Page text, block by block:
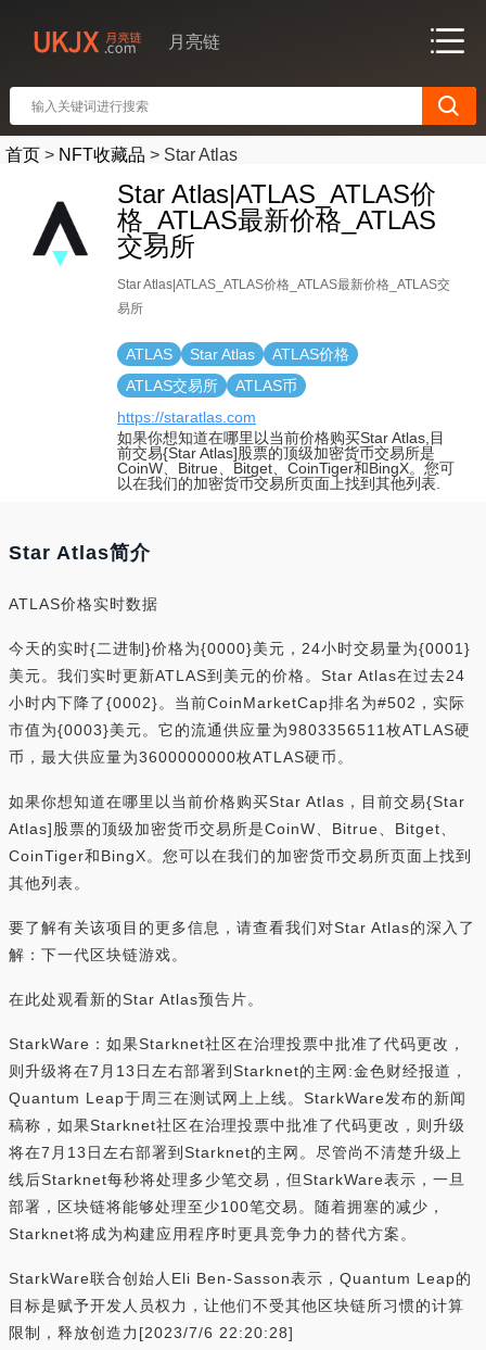
月亮链
首页 > NFT收藏品 > Star Atlas
Star Atlas|ATLAS_ATLAS价
格_ATLAS最新价格_ATLAS
交易所
Star Atlas|ATLAS_ATLAS价格_ATLAS最新价格_ATLAS交
易所
ATLAS Star Atlas
ATLAS价格
ATLAS交易所
ATLAS币
https://staratlas.com
如果你想知道在哪里以当前价格购买Star Atlas,目
前交易{Star Atlas]股票的顶级加密货币交易所是
CoinW、Bitrue、Bitget、CoinTiger和BingX。您可
以在我们的加密货币交易所页面上找到其他列表.
Star Atlas简介
ATLAS价格实时数据
今天的实时{二进制}价格为{0000}美元，24小时交易量为{0001}
美元。我们实时更新ATLAS到美元的价格。Star Atlas在过去24
小时内下降了{0002}。当前CoinMarketCap排名为#502，实际
市值为{0003}美元。它的流通供应量为9803356511枚ATLAS硬
币，最大供应量为3600000000枚ATLAS硬币。
如果你想知道在哪里以当前价格购买Star Atlas，目前交易{Star
Atlas]股票的顶级加密货币交易所是CoinW、Bitrue、Bitget、
CoinTiger和BingX。您可以在我们的加密货币交易所页面上找到
其他列表。
要了解有关该项目的更多信息，请查看我们对Star Atlas的深入了
解：下一代区块链游戏。
在此处观看新的Star Atlas预告片。
StarkWare：如果Starknet社区在治理投票中批准了代码更改，
则升级将在7月13日左右部署到Starknet的主网:金色财经报道，
Quantum Leap于周三在测试网上上线。StarkWare发布的新闻
稿称，如果Starknet社区在治理投票中批准了代码更改，则升级
将在7月13日左右部署到Starknet的主网。尽管尚不清楚升级上
线后Starknet每秒将处理多少笔交易，但StarkWare表示，一旦
部署，区块链将能够处理至少100笔交易。随着拥塞的减少，
Starknet将成为构建应用程序时更具竞争力的替代方案。
StarkWare联合创始人Eli Ben-Sasson表示，Quantum Leap的
目标是赋予开发人员权力，让他们不受其他区块链所习惯的计算
限制，释放创造力[2023/7/6 22:20:28]